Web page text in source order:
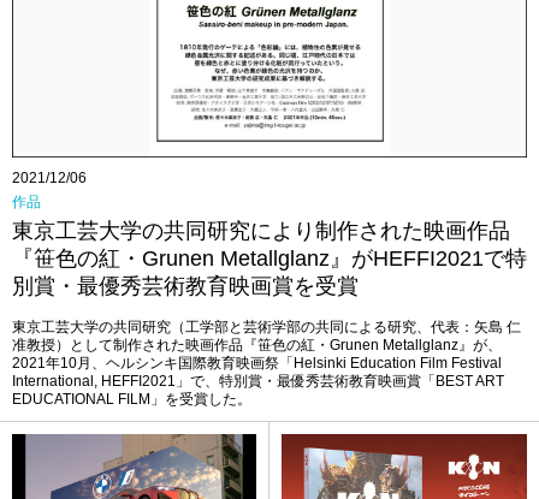
クリエイターズID
2021/12/06
作品
東京工芸大学の共同研究により制作された映画作品
『笹色の紅・Grunen Metallglanz』がHEFFI2021で特
別賞・最優秀芸術教育映画賞を受賞
東京工芸大学の共同研究（工学部と芸術学部の共同による研究、代表：矢島 仁
准教授）として制作された映画作品『笹色の紅・Grunen Metallglanz』が、
2021年10月、ヘルシンキ国際教育映画祭「Helsinki Education Film Festival
International, HEFFI2021」で、特別賞・最優秀芸術教育映画賞「BEST ART
EDUCATIONAL FILM」を受賞した。